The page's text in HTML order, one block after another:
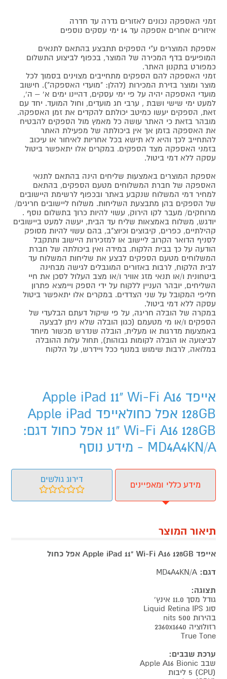
זמני האספקה נכונים לאזורים גדרה עד חדרה
איזורים אחרים אספקה עד 14 ימי עסקים נוספים
אספקת המוצרים ע"י הספקים תתבצע בהתאם לתנאים
המופיעים בדף המכירה של המוצר, בכפוף לביצוע התשלום
כמפורט בתקנון האתר.
זמני האספקה להם הספקים מתחייבים מצוינים בסמוך לכל
מוצר ומוצר בזירת המכירות (להלן: "מועדי האספקה"). חישוב
מועדי האספקה יהיה על פי ימי עסקים, דהיינו ימים א' – ה',
למעט ימי שישי ושבת , ערבי חג מועדים, וחול המועד. יחד עם
זאת, הספקים יעשו כמיטב יכולתם להקדים את זמן האספקה.
מובהר בזאת כי האתר עושה כל מאמץ מול הספקים להבטיח
את האספקה בזמן אך אין ביכולתה של מפעילת האתר
להתחייב לכך והיא לא תישא בכל אחריות לאיחור או עיכוב
בזמני האספקה מצד הספקים. במקרים אלו יתאפשר ביטול
עסקה ללא דמי ביטול.
אספקת המוצרים באמצעות שליחים הינה בהתאם לתנאי
האספקה של חברת המשלוחים מטעם הספקים, בהתאם
למחיר דמי המשלוח שנקבע באתר ובכפוף לרשימת היישובים
של הספקים בהן מתבצעת השליחות. משלוח ליישובים חריגים/
מרוחקים/ מעבר לקו הירוק, עשוי להיות כרוך בתשלום נוסף .
יודגש, משלוח באמצאות שליח עד הבית, יעשה למעט ביישובים
קהילתיים, כפרים, קיבוצים וכיוצ"ב, בהם עשוי להיות מסופק
לסניף הדואר הקרוב ליישוב או למזכירות היישוב ותתקבל
הודעה על כך בבית הלקוח. במידה ואין ביכולתה של חברת
המשלוחים מטעם הספקים לבצע את שליחות המשלוח עד
לבית הלקוח, לרבות באזורים המוגבלים לגישה מבחינה
ביטחונית ו/או תנאי מזג אוויר ו/או מצב העלול לסכן את חיי
השליחים, יובהר העניין ללקוח על ידי הספק ויימצא פתרון
חליפי המקובל על שני הצדדים. במקרים אלו יתאפשר ביטול
עסקה ללא דמי ביטול.
במקרה של הובלה חריגה, על פי שיקול דעתם הבלעדי של
הספקים ו/או מי מטעמם (כגון הובלה שלא ניתן לבצעה
באמצעות מדרגות או מעלית, הובלה שנדרש מכשור מיוחד
לביצועה או הובלה לקומות גבוהות), תחול עלות ההובלה
במלואה, לרבות שימוש במנוף ככל ויידרש, על הלקוח
אייפד Apple iPad 11" Wi-Fi A16
128GB אפל כחולאייפד Apple iPad
11" Wi-Fi A16 128GB אפל כחול דגם:
MD4A4KN/A - מידע נוסף
מידע כללי ומאפיינים
דירוג גולשים
תיאור המוצר
אייפד Apple iPad 11" Wi-Fi A16 128GB אפל כחול
דגם: MD4A4KN/A
תצוגה:
גודל מסך 11.0 אינץ'
סוג Liquid Retina IPS
בהירות 500 nits
רזולוציה 2360x1640
True Tone
ערכת שבבים:
שבב Apple A16 Bionic
(CPU) 5 ליבות